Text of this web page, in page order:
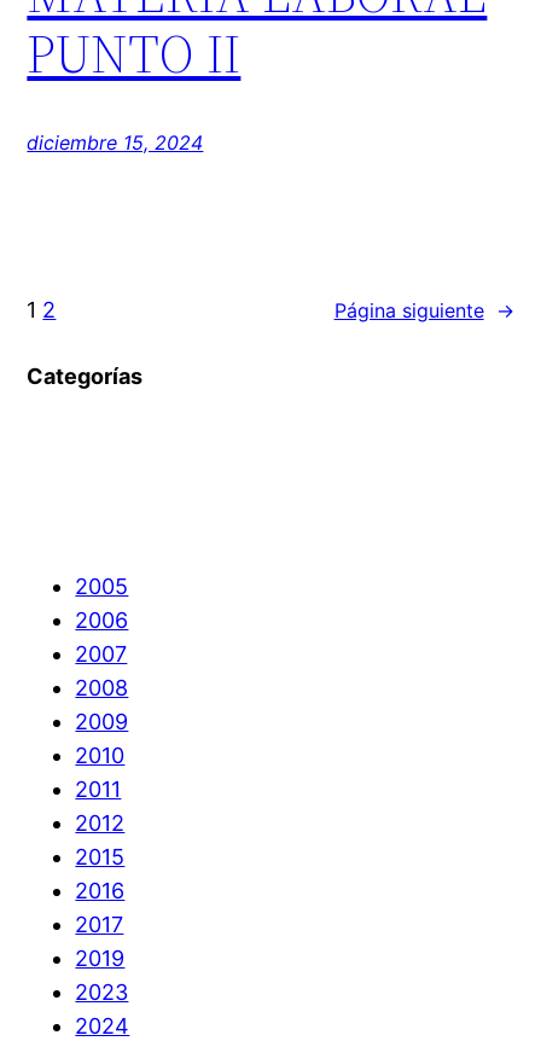
PUNTO II
diciembre 15, 2024
1 2 Página siguiente →
Categorías
2005
2006
2007
2008
2009
2010
2011
2012
2015
2016
2017
2019
2023
2024